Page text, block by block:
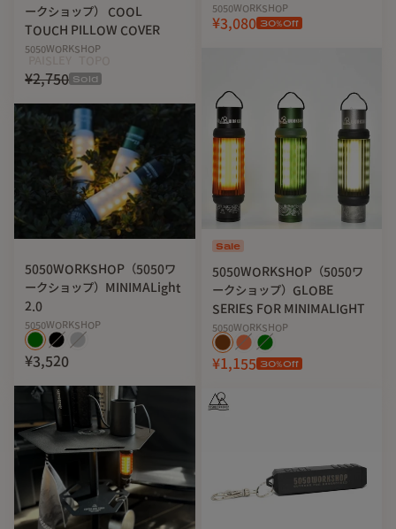
ークショップ） COOL
TOUCH PILLOW COVER
5050WORKSHOP
¥2,750 Sold
5050WORKSHOP（5050ワ
ークショップ）MINIMALight
2.0
5050WORKSHOP
¥3,520
5050WORKSHOP
¥3,080 30%Off
Sale
5050WORKSHOP（5050ワ
ークショップ）GLOBE
SERIES FOR MINIMALIGHT
5050WORKSHOP
¥1,155 30%Off